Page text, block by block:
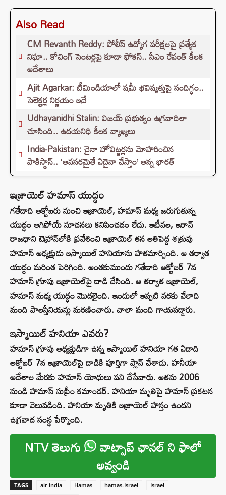
Also Read
CM Revanth Reddy: పోలీస్ ఉద్యోగ పరీక్షలపై ప్రత్యేక
నిఘా.. కోచింగ్ సెంటర్లపై కూడా ఫోకస్.. సీఎం రేవంత్ కీలక
ఆదేశాలు
Ajit Agarkar: టీమిండియాలో షమీ భవిష్యత్తుపై సందిగ్ధం..
సెలెక్టర్ల నిర్ణయం ఇదే
Udhayanidhi Stalin: విజయ్ ప్రభుత్వం ఉగ్రవాదిలా
చూసింది.. ఉదయనిధి కీలక వ్యాఖ్యలు
India-Pakistan: చైనా హోవిట్జర్లను మోహరించిన
పాకిస్థాన్.. ‘అవసరమైతే ఏదైనా చేస్తాం’ అన్న భారత్
ఇజ్రాయెల్ హమాస్ యుద్ధం
గతేడాది అక్టోబరు నుంచి ఇజ్రాయెల్, హమాస్ మధ్య జరుగుతున్న
యుద్ధం ఆగిపోయే సూచనలు కనిపించడం లేదు. ఇటీవల, ఇరాన్
రాజధాని టెహ్రాన్‌లోకి ప్రవేశించి ఇజ్రాయెల్ తన అతిపెద్ద శత్రువు
హమాస్ అధ్యక్షుడు ఇస్మాయిల్ హనియాను హతమార్చింది. ఆ తర్వాత
యుద్ధం మరింత పెరిగింది. అంతకుముందు గతేడాది అక్టోబర్‌ 7న
హమాస్‌ గ్రూపు ఇజ్రాయెల్‌పై దాడి చేసింది. ఆ తర్వాత ఇజ్రాయెల్,
హమాస్ మధ్య యుద్ధం మొదలైంది. ఇందులో ఇప్పటి వరకు వేలాది
మంది పాలస్తీనియన్లు మరణించారు. చాలా మంది గాయపడ్డారు.
ఇస్మాయిల్ హనియా ఎవరు?
హమాస్ గ్రూపు అధ్యక్షుడిగా ఉన్న ఇస్మాయిల్ హనియా గత ఏడాది
అక్టోబర్ 7న ఇజ్రాయెల్‌పై దాడికి పూర్తిగా ప్లాన్ చేశాడు. హనీయా
ఆదేశాల మేరకు హమాస్ యోధులు పని చేసేవారు. అతను 2006
నుండి హమాస్ సుప్రీం కమాండర్. హనియా మృతిపై హమాస్ ప్రకటన
కూడా వెలువడింది. హనియా మృతికి ఇజ్రాయెల్ హస్తం ఉందని
ఉగ్రవాద సంస్థ పేర్కొంది.
NTV తెలుగు వాట్సాప్ ఛానల్ ని ఫాలో
అవ్వండి
TAGS air india Hamas hamas-Israel
Israel